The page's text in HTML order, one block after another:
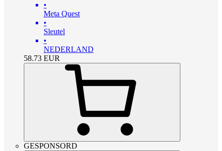
•
Meta Quest
•
Sleutel
•
NEDERLAND
58.73 EUR
GESPONSORD